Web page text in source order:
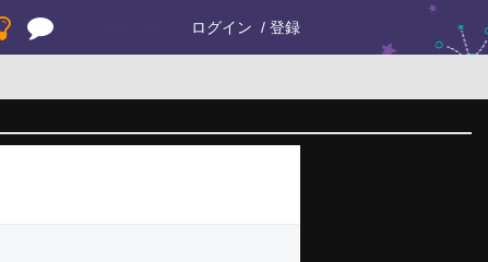
ログイン 登録